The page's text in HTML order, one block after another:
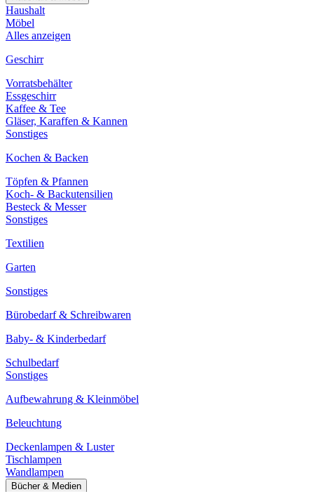
Haushalt
Möbel
Alles anzeigen
Geschirr
Vorratsbehälter
Essgeschirr
Kaffee & Tee
Gläser, Karaffen & Kannen
Sonstiges
Kochen & Backen
Töpfen & Pfannen
Koch- & Backutensilien
Besteck & Messer
Sonstiges
Textilien
Garten
Sonstiges
Bürobedarf & Schreibwaren
Baby- & Kinderbedarf
Schulbedarf
Sonstiges
Aufbewahrung & Kleinmöbel
Beleuchtung
Deckenlampen & Luster
Tischlampen
Wandlampen
Bücher & Medien